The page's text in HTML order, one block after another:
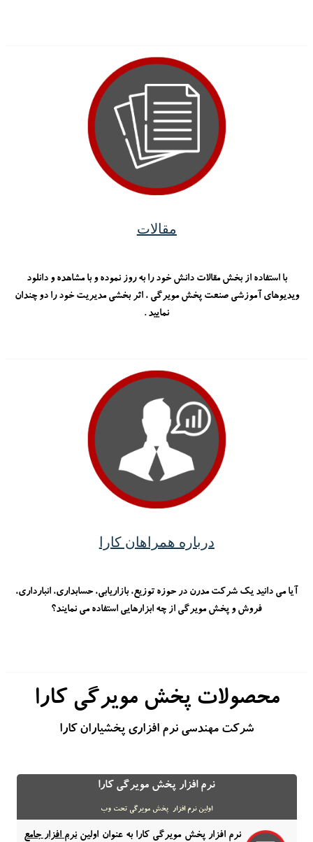
مقالات
با استفاده از بخش مقالات دانش خود را به روز نموده و با مشاهده و دانلود
ویدیوهای آموزشی صنعت پخش مویرگی ، اثر بخشی مدیریت خود را دو چندان
نمایید .
درباره همراهان کارا
آیا می دانید یک شرکت مدرن در حوزه توزیع، بازاریابی، حسابداری، انبارداری،
فروش و پخش مویرگی از چه ابزارهایی استفاده می نمایند؟
محصولات پخش مویرگی کارا
شرکت مهندسی نرم افزاری پخشیاران کارا
نرم افزار پخش مویرگی کارا
اولین نرم افزار پخش مویرگی تحت وب
نرم افزار پخش مویرگی کارا به عنوان اولیننرم افزار جامع